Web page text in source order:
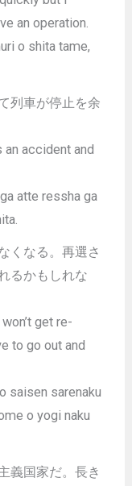
an operation.
o shita tame,
列車が停止を余
an accident and
atte ressha ga
くなる。再選さ
るかもしれな
get re-
to go out and
saisen sarenaku
o yogi naku
義国家だ。長き